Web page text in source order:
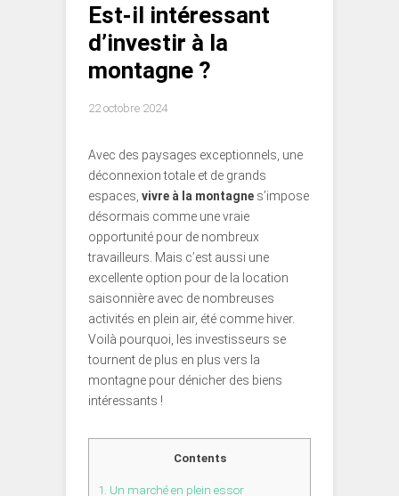
Est-il intéressant
d’investir à la
montagne ?
22 octobre 2024
Avec des paysages exceptionnels, une
déconnexion totale et de grands
espaces, vivre à la montagne s’impose
désormais comme une vraie
opportunité pour de nombreux
travailleurs. Mais c’est aussi une
excellente option pour de la location
saisonnière avec de nombreuses
activités en plein air, été comme hiver.
Voilà pourquoi, les investisseurs se
tournent de plus en plus vers la
montagne pour dénicher des biens
intéressants !
Contents
1. Un marché en plein essor